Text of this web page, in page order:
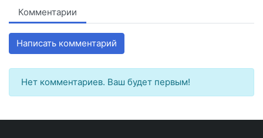
Комментарии
Написать комментарий
Нет комментариев. Ваш будет первым!